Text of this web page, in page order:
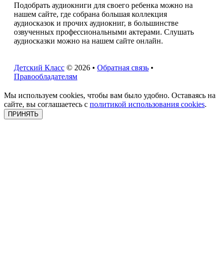
Подобрать аудиокниги для своего ребенка можно на
нашем сайте, где собрана большая коллекция
аудиосказок и прочих аудиокниг, в большинстве
озвученных профессиональными актерами. Слушать
аудиосказки можно на нашем сайте онлайн.
Детский Класс © 2026 • Обратная связь •
Правообладателям
Мы используем cookies, чтобы вам было удобно. Оставаясь на
сайте, вы соглашаетесь с политикой использования cookies.
ПРИНЯТЬ